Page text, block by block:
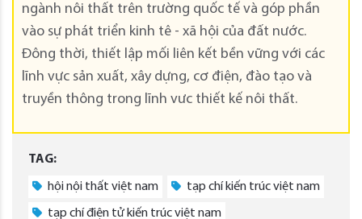
ngành nôi thất trên trường quốc tế và góp phần
vào sự phát triển kinh tê - xã hội của đất nước.
Đông thời, thiết lập mối liên kết bền vững với các
lĩnh vực sản xuất, xây dựng, cơ điện, đào tạo và
truyền thông trong lĩnh vưc thiết kế nôi thất.
TAG:
hội nội thất việt nam tạp chí kiến trúc việt nam
tạp chí điện tử kiến trúc việt nam